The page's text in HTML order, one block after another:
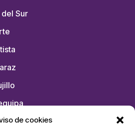
de cookies
Sur
Física y Rehabilitación